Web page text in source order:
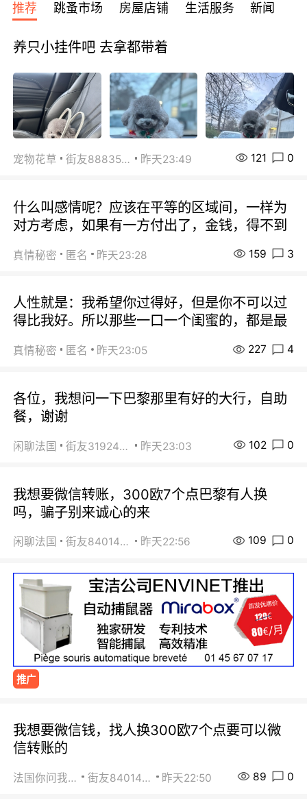
宾馆 108欧/天起
全程756欧/位
欧/天起 ~包拼房
每周铁发！
推荐 跳蚤市场 房屋店铺 生活服务 新闻
养只小挂件吧 去拿都带着
宠物花草 街友88835518 昨天23:49 121 0
什么叫感情呢？应该在平等的区域间，一样为
对方考虑，如果有一方付出了，金钱，得不到
真情秘密 匿名 昨天23:28 159 3
人性就是：我希望你过得好，但是你不可以过
得比我好。所以那些一口一个闺蜜的，都是最
真情秘密 匿名 昨天23:05 227 4
各位，我想问一下巴黎那里有好的大行，自助
餐，谢谢
闲聊法国 街友31924072 昨天23:03 102 0
我想要微信转账，300欧7个点巴黎有人换
吗，骗子别来诚心的来
闲聊法国 街友84014588 昨天22:56 109 0
推广
我想要微信钱，找人换300欧7个点要可以微
信转账的
法国你问我答 街友84014588 昨天22:50 89 0